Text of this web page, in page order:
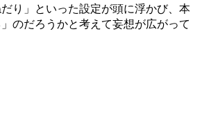
り」といった設定が頭に浮かび、本
のだろうかと考えて妄想が広がって